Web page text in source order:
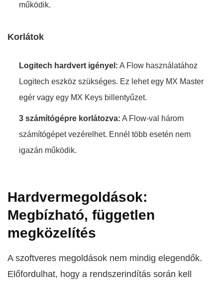
működik.
Korlátok
Logitech hardvert igényel: A Flow használatához
Logitech eszköz szükséges. Ez lehet egy MX Master
egér vagy egy MX Keys billentyűzet.
3 számítógépre korlátozva: A Flow-val három
számítógépet vezérelhet. Ennél több esetén nem
igazán működik.
Hardvermegoldások:
Megbízható, független
megközelítés
A szoftveres megoldások nem mindig elegendők.
Előfordulhat, hogy a rendszerindítás során kell